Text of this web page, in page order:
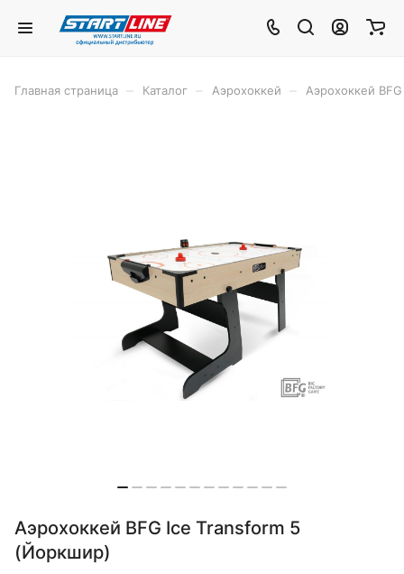
Главная страница Каталог Аэрохоккей Аэрохоккей
Аэрохоккей BFG Ice Transform 5
(Йоркшир)